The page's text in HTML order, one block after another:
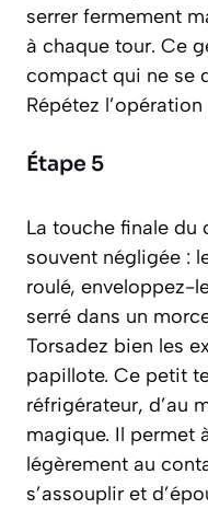
serrer fermement
à chaque tour. Ce
compact qui ne se
Répétez
Étape 5
La touche finale du
souvent négligée :
roulé, enveloppez-
serré dans un
Torsadez bien les
papillote. Ce petit
réfrigérateur, d’au
magique. Il permet
légèrement au
s’assouplir et